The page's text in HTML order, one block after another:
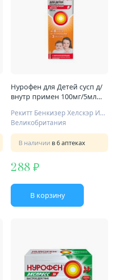
Нурофен для Детей сусп д/
внутр примен 100мг/5мл
Рекитт Бенкизер Хелскэр Интернешнл Лтд
Великобритания
В наличии в 6 аптеках
288
В корзину